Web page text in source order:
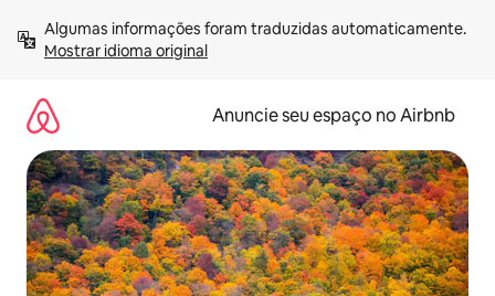
para
Mostrar idioma original
Anuncie seu espaço no Airbnb